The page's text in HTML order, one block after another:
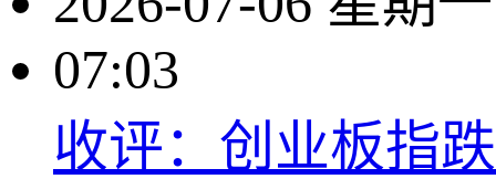
07:03
收评：创业板指